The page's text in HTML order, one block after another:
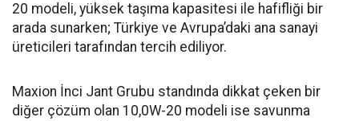
20 modeli, yüksek taşıma kapasitesi ile hafifliği bir
arada sunarken; Türkiye ve Avrupa’daki ana sanayi
üreticileri tarafından tercih ediliyor.
Maxion İnci Jant Grubu standında dikkat çeken bir
diğer çözüm olan 10,0W-20 modeli ise savunma